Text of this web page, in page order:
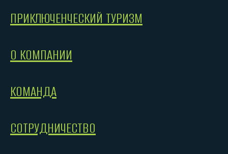
ПРИКЛЮЧЕНЧЕСКИЙ ТУРИЗМ
О КОМПАНИИ
КОМАНДА
СОТРУДНИЧЕСТВО